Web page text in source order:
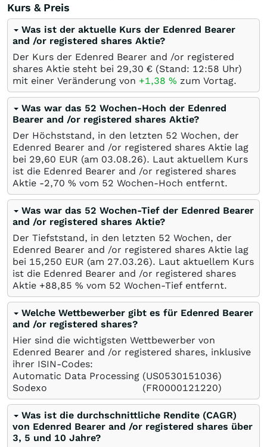
Kurs & Preis
Was ist der aktuelle Kurs der Edenred Bearer
and /or registered shares Aktie?
Der Kurs der Edenred Bearer and /or registered
shares Aktie steht bei 29,30 € (Stand: 12:58 Uhr)
mit einer Veränderung von +1,38 % zum Vortag.
Was war das 52 Wochen-Hoch der Edenred
Bearer and /or registered shares Aktie?
Der Höchststand, in den letzten 52 Wochen, der
Edenred Bearer and /or registered shares Aktie lag
bei 29,60 EUR (am 03.08.26). Laut aktuellem Kurs
ist die Edenred Bearer and /or registered shares
Aktie -2,70 % vom 52 Wochen-Hoch entfernt.
Was war das 52 Wochen-Tief der Edenred Bearer
and /or registered shares Aktie?
Der Tiefststand, in den letzten 52 Wochen, der
Edenred Bearer and /or registered shares Aktie lag
bei 15,250 EUR (am 27.03.26). Laut aktuellem Kurs
ist die Edenred Bearer and /or registered shares
Aktie +88,85 % vom 52 Wochen-Tief entfernt.
Welche Wettbewerber gibt es für Edenred Bearer
and /or registered shares?
Hier sind die wichtigsten Wettbewerber von
Edenred Bearer and /or registered shares, inklusive
ihrer ISIN-Codes:
Automatic Data Processing (US0530151036)
Sodexo
(FR0000121220)
Was ist die durchschnittliche Rendite (CAGR)
von Edenred Bearer and /or registered shares über
3, 5 und 10 Jahre?